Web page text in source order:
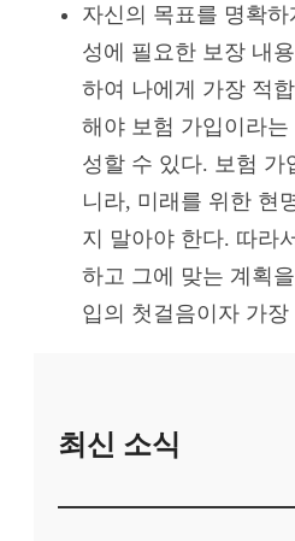
자신의 목표를 명확
성에 필요한 보장 내
하여 나에게 가장 적
해야 보험 가입이라
성할 수 있다. 보험 가
니라, 미래를 위한 현
지 말아야 한다. 따라
하고 그에 맞는 계획
입의 첫걸음이자 가
최신 소식